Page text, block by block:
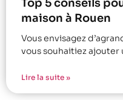
Top 5 conseils
maison à Rouen
Vous envisagez
vous souhaitiez
Lire la suite »